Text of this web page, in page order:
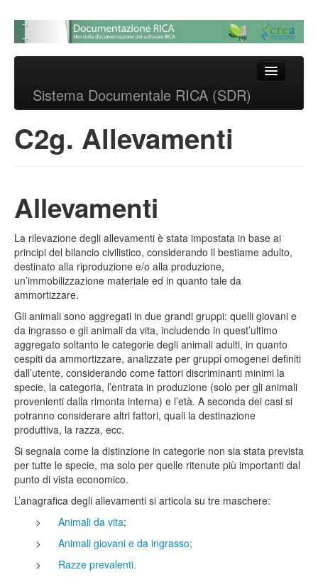
Sistema Documentale
RICA (SDR)
Sistema documentale delle
procedure RICA
Skip to primary content
Skip to secondary content
Sistema Documentale RICA (SDR)
C2g. Allevamenti
Allevamenti
La rilevazione degli allevamenti è stata impostata in base ai
principi del bilancio civilistico, considerando il bestiame adulto,
destinato alla riproduzione e/o alla produzione,
un’immobilizzazione materiale ed in quanto tale da
ammortizzare.
Gli animali sono aggregati in due grandi gruppi: quelli giovani e
da ingrasso e gli animali da vita, includendo in quest’ultimo
aggregato soltanto le categorie degli animali adulti, in quanto
cespiti da ammortizzare, analizzate per gruppi omogenei definiti
dall’utente, considerando come fattori discriminanti minimi la
specie, la categoria, l’entrata in produzione (solo per gli animali
provenienti dalla rimonta interna) e l’età. A seconda dei casi si
potranno considerare altri fattori, quali la destinazione
produttiva, la razza, ecc.
Si segnala come la distinzione in categorie non sia stata prevista
per tutte le specie, ma solo per quelle ritenute più importanti dal
punto di vista economico.
L’anagrafica degli allevamenti si articola su tre maschere:
> Animali da vita;
> Animali giovani e da ingrasso;
> Razze prevalenti.